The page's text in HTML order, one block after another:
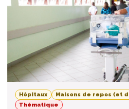
Hôpitaux
Maisons de repos (et
Thématique